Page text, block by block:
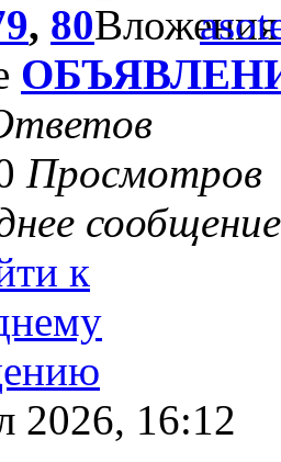
, 80
Просмотров
2026, 16:12